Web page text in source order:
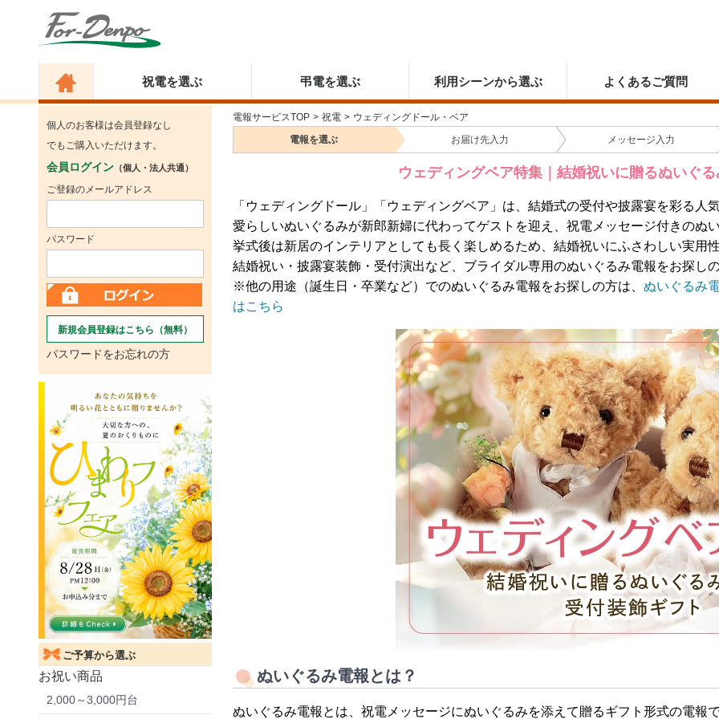
祝電を選ぶ 弔電を選ぶ 利用シーンから選ぶ よくあるご質問
個人のお客様は会員登録なし
でもご購入いただけます。
会員ログイン （個人・法人共通）
ご登録のメールアドレス
パスワード
新規会員登録はこちら（無料）
パスワードをお忘れの方
ご予算から選ぶ
お祝い商品
2,000～3,000円台
電報サービスTOP > 祝電 > ウェディングドール・ベア
電報を選ぶ お届け先 入力 メッセージ 入力
ウェディングベア特集｜結婚祝いに贈るぬいぐ
「ウェディングドール」「ウェディングベア」は、結婚式の受付や披露宴を彩る人
愛らしいぬいぐるみが新郎新婦に代わってゲストを迎え、祝電メッセージ付きのぬ
挙式後は新居のインテリアとしても長く楽しめるため、結婚祝いにふさわしい実用
結婚祝い・披露宴装飾・受付演出など、ブライダル専用のぬいぐるみ電報をお探し
※他の用途（誕生日・卒業など）でのぬいぐるみ電報をお探しの方は、 ぬいぐるみ
はこちら
ぬいぐるみ電報とは？
ぬいぐるみ電報とは、祝電メッセージにぬいぐるみを添えて贈るギフト形式の電報